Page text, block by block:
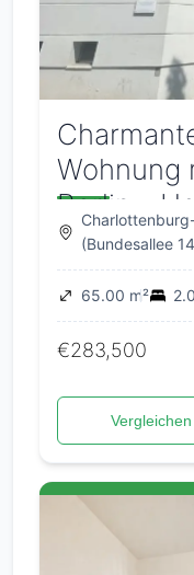
Wohnung
Berlin -
(Bundesallee
65.00 m²
€283,500
Vergleichen